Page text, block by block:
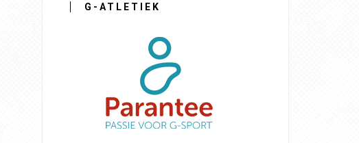
G-ATLETIEK